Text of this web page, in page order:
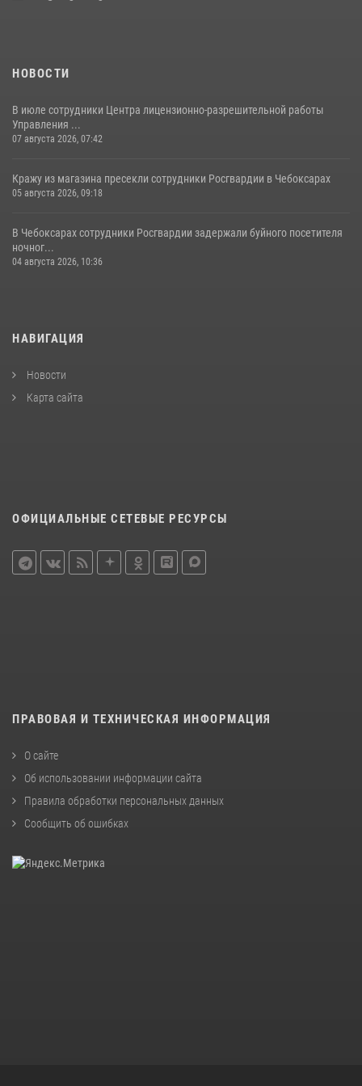
НОВОСТИ
В июле сотрудники Центра лицензионно-разрешительной работы
Управления ...
07 августа 2026, 07:42
Кражу из магазина пресекли сотрудники Росгвардии в Чебоксарах
05 августа 2026, 09:18
В Чебоксарах сотрудники Росгвардии задержали буйного посетителя
ночног...
04 августа 2026, 10:36
НАВИГАЦИЯ
Новости
Карта сайта
ОФИЦИАЛЬНЫЕ СЕТЕВЫЕ РЕСУРСЫ
ПРАВОВАЯ И ТЕХНИЧЕСКАЯ ИНФОРМАЦИЯ
О сайте
Об использовании информации сайта
Правила обработки персональных данных
Сообщить об ошибках